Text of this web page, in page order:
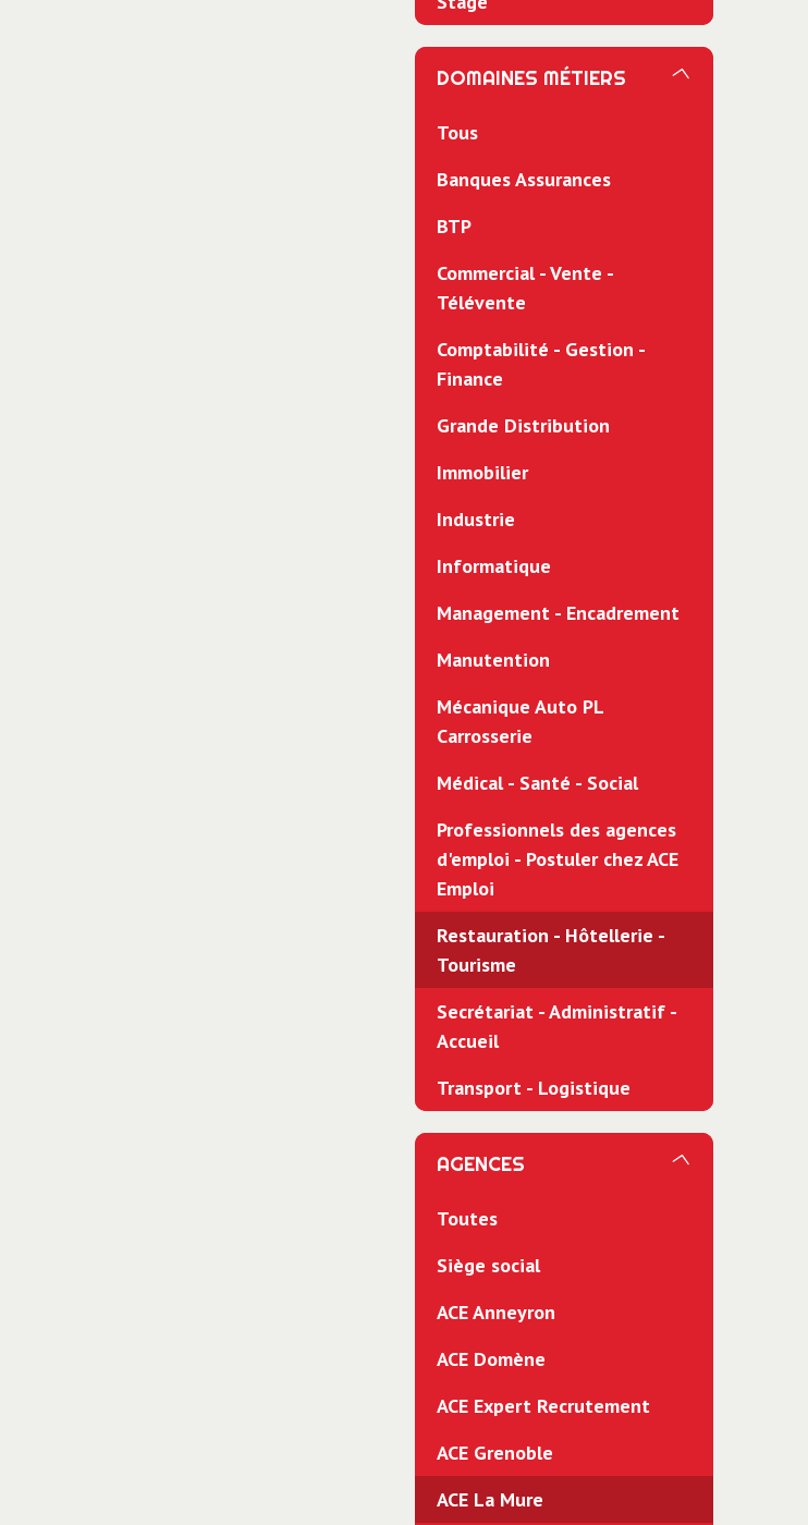
DOMAINES MÉTIERS
Tous
Banques Assurances
BTP
Commercial - Vente -
Télévente
Comptabilité - Gestion -
Finance
Grande Distribution
Immobilier
Industrie
Informatique
Management - Encadrement
Manutention
Mécanique Auto PL
Carrosserie
Médical - Santé - Social
Professionnels des agences
d'emploi - Postuler chez ACE
Emploi
Restauration - Hôtellerie -
Tourisme
Secrétariat - Administratif -
Accueil
Transport - Logistique
AGENCES
Toutes
Siège social
ACE Anneyron
ACE Domène
ACE Expert Recrutement
ACE Grenoble
ACE La Mure